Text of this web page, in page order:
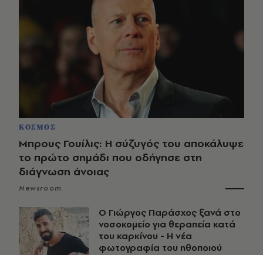
ΚΟΣΜΟΣ
Μπρους Γουίλις: Η σύζυγός του αποκάλυψε
το πρώτο σημάδι που οδήγησε στη
διάγνωση άνοιας
Newsroom
O Γιώργος Παράσχος ξανά στο
νοσοκομείο για θεραπεία κατά
του καρκίνου - Η νέα
φωτογραφία του ηθοποιού